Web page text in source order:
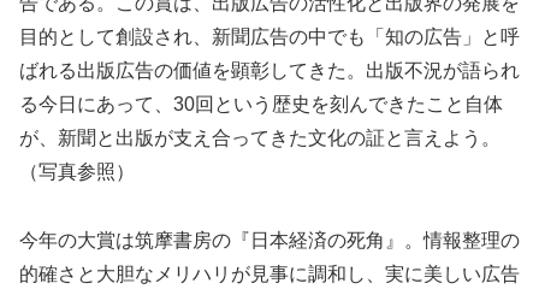
目的として創設され、新聞広告の中でも「知の広告」と呼
ばれる出版広告の価値を顕彰してきた。出版不況が語られ
る今日にあって、30回という歴史を刻んできたこと自体
が、新聞と出版が支え合ってきた文化の証と言えよう。
（写真参照）
今年の大賞は筑摩書房の『日本経済の死角』。情報整理の
的確さと大胆なメリハリが見事に調和し、実に美しい広告